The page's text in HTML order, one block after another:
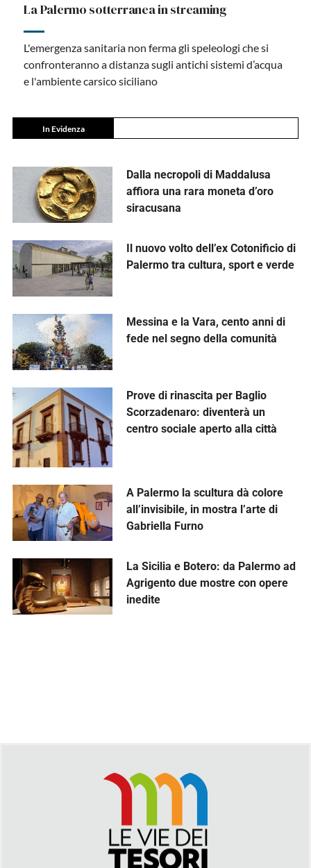
La Palermo sotterranea in streaming
L'emergenza sanitaria non ferma gli speleologi che si
confronteranno a distanza sugli antichi sistemi d’acqua
e l'ambiente carsico siciliano
In Evidenza
Dalla necropoli di Maddalusa
affiora una rara moneta d’oro
siracusana
Il nuovo volto dell’ex Cotonificio di
Palermo tra cultura, sport e verde
Messina e la Vara, cento anni di
fede nel segno della comunità
Prove di rinascita per Baglio
Scorzadenaro: diventerà un
centro sociale aperto alla città
A Palermo la scultura dà colore
all’invisibile, in mostra l’arte di
Gabriella Furno
La Sicilia e Botero: da Palermo ad
Agrigento due mostre con opere
inedite